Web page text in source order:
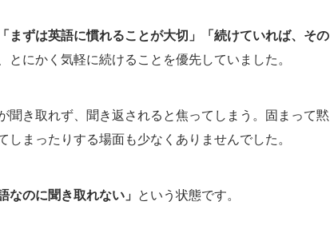
「まずは英語に慣れることが大切」「続けていれば、その
とにかく気軽に続けることを優先していました。
聞き取れず、聞き返されると焦ってしまう。固まって黙
まったりする場面も少なくありませんでした。
なのに聞き取れない」 という状態です。